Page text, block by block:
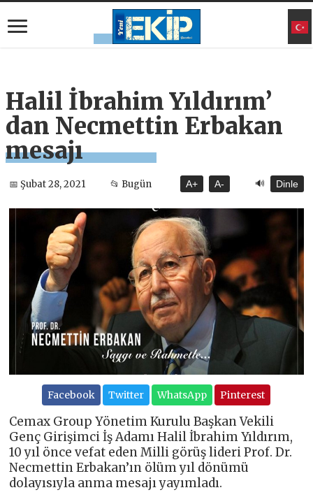
Halil İbrahim Yıldırım’
dan Necmettin Erbakan
mesajı
📅 Şubat 28, 2021 📂 Bugün A+ A- 🔊 Dinle
Facebook Twitter WhatsApp Pinterest
Cemax Group Yönetim Kurulu Başkan Vekili
Genç Girişimci İş Adamı Halil İbrahim Yıldırım,
10 yıl önce vefat eden Milli görüş lideri Prof. Dr.
Necmettin Erbakan’ın ölüm yıl dönümü
dolayısıyla anma mesajı yayımladı.